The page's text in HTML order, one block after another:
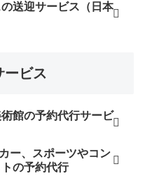
送迎サービス（日本
ービス
館の予約代行サービ
ー、スポーツやコン
の予約代行